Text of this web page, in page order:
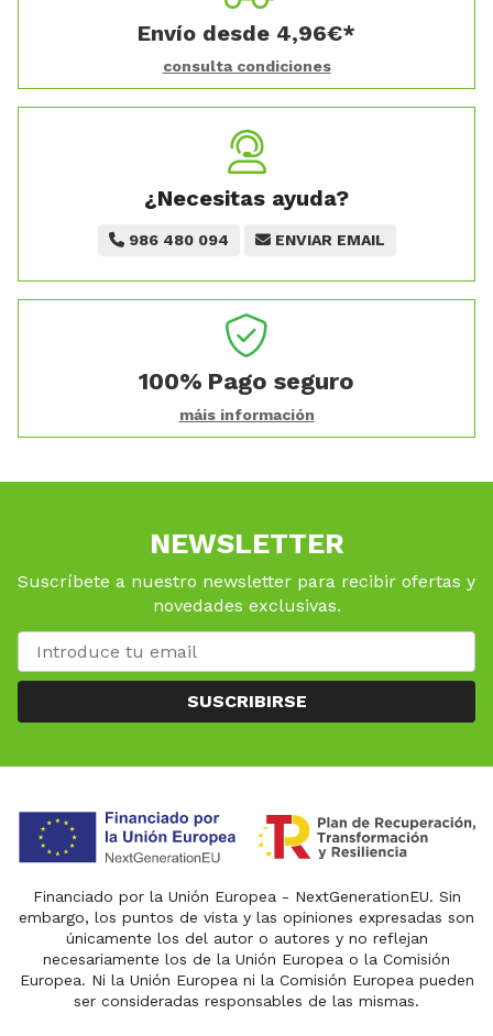
Envío desde 4,96€*
consulta condiciones
¿Necesitas ayuda?
986 480 094 ENVIAR EMAIL
100% Pago seguro
máis información
NEWSLETTER
Suscríbete a nuestro newsletter para recibir ofertas y
novedades exclusivas.
SUSCRIBIRSE
Financiado por la Unión Europea - NextGenerationEU. Sin
embargo, los puntos de vista y las opiniones expresadas son
únicamente los del autor o autores y no reflejan
necesariamente los de la Unión Europea o la Comisión
Europea. Ni la Unión Europea ni la Comisión Europea pueden
ser consideradas responsables de las mismas.